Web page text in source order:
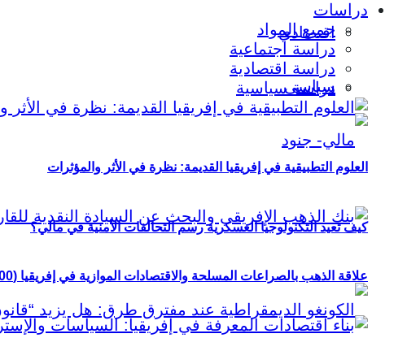
اقتصادي
سياسي
كيف تعيد التكنولوجيا العسكرية رسم التحالفات الأمنية في مالي؟
دراسات
جميع المواد
دراسة اجتماعية
دراسة اقتصادية
دراسة سياسية
العلوم التطبيقية في إفريقيا القديمة: نظرة في الأثر والمؤثرات
علاقة الذهب بالصراعات المسلحة والاقتصادات الموازية في إفريقيا (2000–2026)